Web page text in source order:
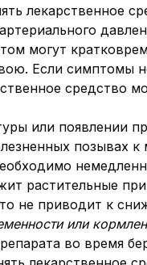
лекарственное
могут
Если симптомы
средство
или появлении
позывах
растительные
не приводит к
или
во время